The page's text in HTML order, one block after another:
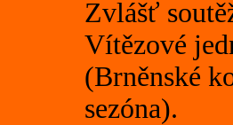
Zvlášť
Vítězové
(Brněnské
sezóna).